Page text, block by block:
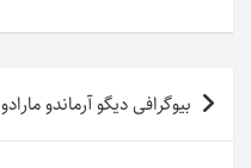
راهبری
نوشتهبیوگرافی دیگو آرماندو